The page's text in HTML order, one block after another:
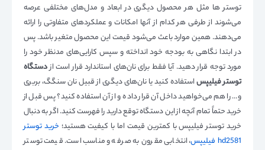
توستر ها مثل هر محصول دیگری در ابعاد و مدل‌های مختلفی عرصه
می‌شوند از طرفی هر کدام از آنها امکانات و عملکردهای متفاوتی را ارائه
می‌دهند. همین موارد باعث می‌شود قیمت این محصول متغیر باشد. پس
در ابتدا نگاهی به بودجه خود انداخته و سپس کارایی‌های مدنظر خود را
مورد توجه قرار دهید. آیا فقط برای نان‌های استاندارد قرار است ازدستگاه
توستر فیلیپس استفاده کنید یا نان‌های دیگری از قبیل نان سنگگ، بربری
و… را هم می‌خواهید داخل آن قرار داده و از آن استفاده کنید؟ پس قبل از
خرید حتماً تمام آنچه از این دستگاه توقع دارید را فهرست کنید. اگر به دنبال
خرید توستر فیلیپس با کمترین قیمت اما با کیفیت هستید؛ خرید توستر
hd2581 فیلیپس
، انتخابی مقرون به صرفه و مناسب است. قیمت توستر